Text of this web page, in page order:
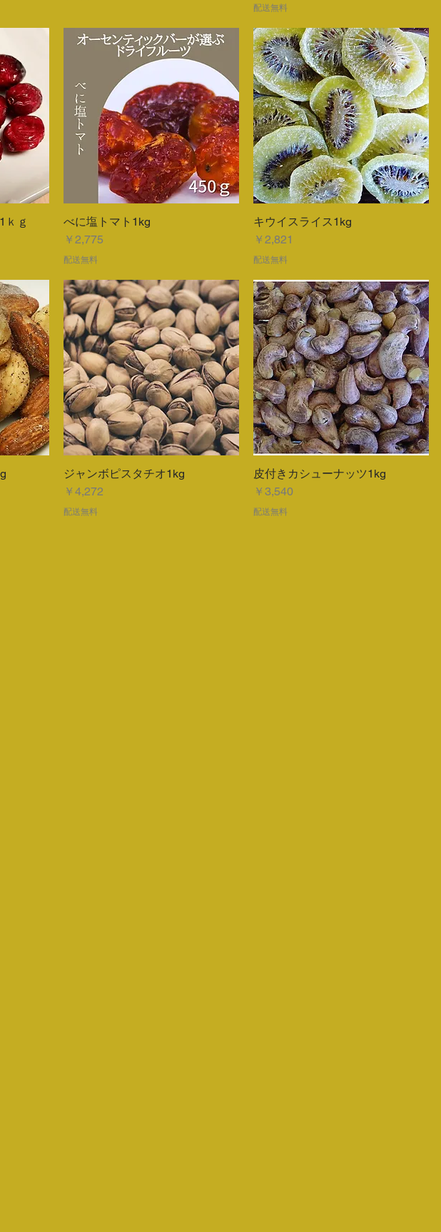
配送無料
ｋｇ
クイックビュー
べに塩トマト1kg
価格
￥2,775
配送無料
クイックビュー
キウイスライス1kg
価格
￥2,821
配送無料
クイックビュー
ジャンボピスタチオ1kg
価格
￥4,272
配送無料
クイックビュー
皮付きカシューナッツ1kg
価格
￥3,540
配送無料